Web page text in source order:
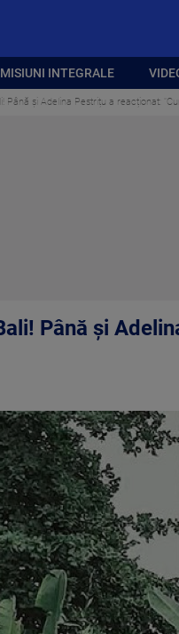
INTEGRALE
Până și Adelina Pestrițu a reacționat:
Până și